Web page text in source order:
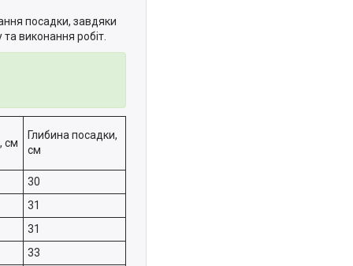
посадки, завдяки
виконання робіт.
см
Глибина посадки,
см
30
31
31
33